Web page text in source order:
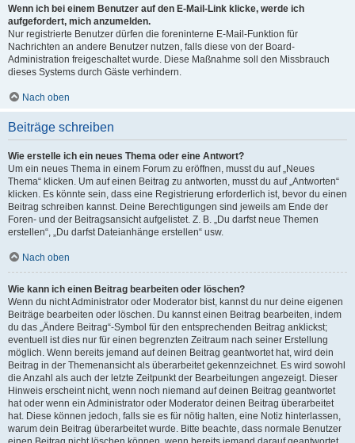
Wenn ich bei einem Benutzer auf den E-Mail-Link klicke, werde ich
aufgefordert, mich anzumelden.
Nur registrierte Benutzer dürfen die foreninterne E-Mail-Funktion für
Nachrichten an andere Benutzer nutzen, falls diese von der Board-
Administration freigeschaltet wurde. Diese Maßnahme soll den Missbrauch
dieses Systems durch Gäste verhindern.
Nach oben
Beiträge schreiben
Wie erstelle ich ein neues Thema oder eine Antwort?
Um ein neues Thema in einem Forum zu eröffnen, musst du auf „Neues
Thema“ klicken. Um auf einen Beitrag zu antworten, musst du auf „Antworten“
klicken. Es könnte sein, dass eine Registrierung erforderlich ist, bevor du einen
Beitrag schreiben kannst. Deine Berechtigungen sind jeweils am Ende der
Foren- und der Beitragsansicht aufgelistet. Z. B. „Du darfst neue Themen
erstellen“, „Du darfst Dateianhänge erstellen“ usw.
Nach oben
Wie kann ich einen Beitrag bearbeiten oder löschen?
Wenn du nicht Administrator oder Moderator bist, kannst du nur deine eigenen
Beiträge bearbeiten oder löschen. Du kannst einen Beitrag bearbeiten, indem
du das „Ändere Beitrag“-Symbol für den entsprechenden Beitrag anklickst;
eventuell ist dies nur für einen begrenzten Zeitraum nach seiner Erstellung
möglich. Wenn bereits jemand auf deinen Beitrag geantwortet hat, wird dein
Beitrag in der Themenansicht als überarbeitet gekennzeichnet. Es wird sowohl
die Anzahl als auch der letzte Zeitpunkt der Bearbeitungen angezeigt. Dieser
Hinweis erscheint nicht, wenn noch niemand auf deinen Beitrag geantwortet
hat oder wenn ein Administrator oder Moderator deinen Beitrag überarbeitet
hat. Diese können jedoch, falls sie es für nötig halten, eine Notiz hinterlassen,
warum dein Beitrag überarbeitet wurde. Bitte beachte, dass normale Benutzer